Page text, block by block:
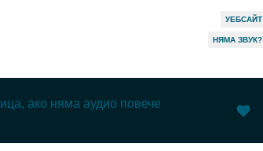
УЕБСАЙТ
НЯМА ЗВУК?
ако няма аудио повече